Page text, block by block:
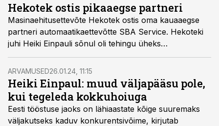
Hekotek ostis pikaaegse partneri
Masinaehitusettevõte Hekotek ostis oma kauaaegse
partneri automaatikaettevõtte SBA Service. Hekoteki
juhi Heiki Einpauli sõnul oli tehingu üheks
motivaatoriks see, et osapooled ei peaks enam
vaidlema, kellele millised kulud ja tulud jäävad, kirjutab
Äripäev.
ARVAMUSED26.01.24, 11:15
Heiki Einpaul: muud väljapääsu pole,
kui tegeleda kokkuhoiuga
Eesti tööstuse jaoks on lähiaastate kõige suuremaks
väljakutseks kaduv konkurentsivõime, kirjutab